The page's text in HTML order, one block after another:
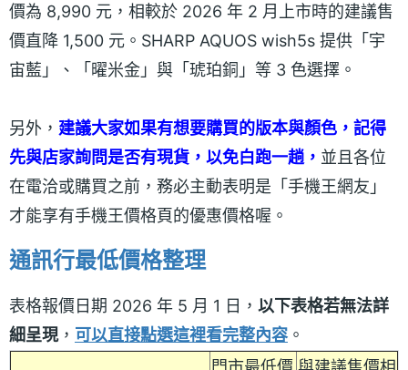
價為 8,990 元，相較於 2026 年 2 月上市時的建議售
價直降 1,500 元。SHARP AQUOS wish5s 提供「宇
宙藍」、「曜米金」與「琥珀銅」等 3 色選擇。
另外， 建議大家如果有想要購買的版本與顏色，記得
先與店家詢問是否有現貨，以免白跑一趟， 並且各位
在電洽或購買之前，務必主動表明是「手機王網友」
才能享有手機王價格頁的優惠價格喔。
通訊行最低價格整理
表格報價日期 2026 年 5 月 1 日， 以下表格若無法詳
細呈現， 可以直接點選這裡看完整內容 。